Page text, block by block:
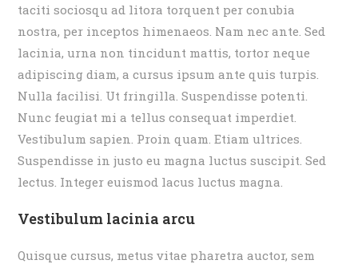
taciti sociosqu ad litora torquent per conubia
nostra, per inceptos himenaeos. Nam nec ante. Sed
lacinia, urna non tincidunt mattis, tortor neque
adipiscing diam, a cursus ipsum ante quis turpis.
Nulla facilisi. Ut fringilla. Suspendisse potenti.
Nunc feugiat mi a tellus consequat imperdiet.
Vestibulum sapien. Proin quam. Etiam ultrices.
Suspendisse in justo eu magna luctus suscipit. Sed
lectus. Integer euismod lacus luctus magna.
Vestibulum lacinia arcu
Quisque cursus, metus vitae pharetra auctor, sem